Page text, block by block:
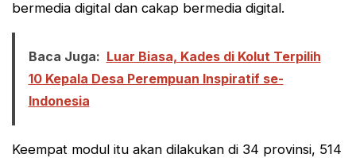
bermedia digital dan cakap bermedia digital.
Baca Juga: Luar Biasa, Kades di Kolut Terpilih
10 Kepala Desa Perempuan Inspiratif se-
Indonesia
Keempat modul itu akan dilakukan di 34 provinsi, 514